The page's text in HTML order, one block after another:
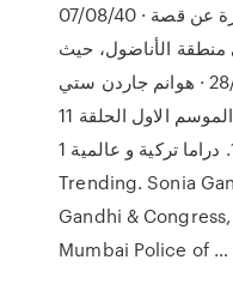
07/08/40 · مسلسل قيامة أرطغرل هو عبارة عن قصة
منطقة الأناضول، حيث
كان موطناً للقوى 28/07/37 · هوانم جاردن ستي
الموسم الاول الحلقة 11. joudymovies. 41:00. فيي
الداخل الحلقة 24 القسم 1. دراما تركية و عالمية 1.
Trending. Sonia
Gandhi &
Mumbai Police of …